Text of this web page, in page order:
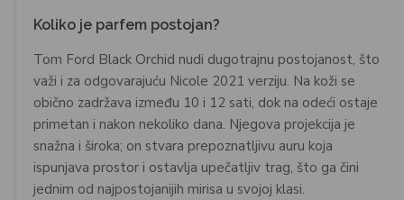
Koliko je parfem postojan?
Tom Ford Black Orchid nudi dugotrajnu postojanost, što
važi i za odgovarajuću Nicole 2021 verziju. Na koži se
obično zadržava između 10 i 12 sati, dok na odeći ostaje
primetan i nakon nekoliko dana. Njegova projekcija je
snažna i široka; on stvara prepoznatljivu auru koja
ispunjava prostor i ostavlja upečatljiv trag, što ga čini
jednim od najpostojanijih mirisa u svojoj klasi.